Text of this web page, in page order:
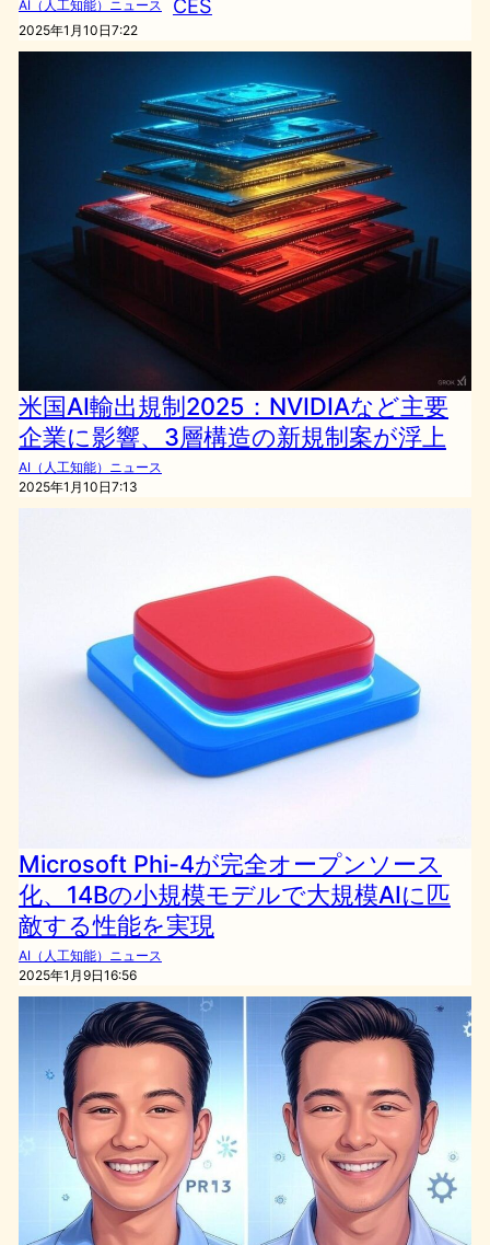
AI（人工知能）ニュース CES
2025年1月10日7:22
米国AI輸出規制2025：NVIDIAなど主要
企業に影響、3層構造の新規制案が浮上
AI（人工知能）ニュース
2025年1月10日7:13
Microsoft Phi-4が完全オープンソース
化、14Bの小規模モデルで大規模AIに匹
敵する性能を実現
AI（人工知能）ニュース
2025年1月9日16:56